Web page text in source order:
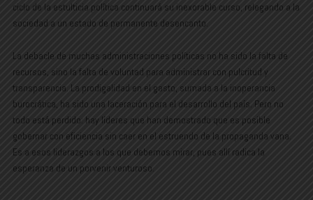
ciclo de la estulticia política continuará su inexorable curso, relegando a la
sociedad a un estado de permanente desencanto.
La debacle de muchas administraciones políticas no ha sido la falta de
recursos, sino la falta de voluntad para administrar con pulcritud y
transparencia. La prodigalidad en el gasto, sumada a la inoperancia
burocrática, ha sido una laceración para el desarrollo del país. Pero no
todo está perdido: hay líderes que han demostrado que es posible
gobernar con eficiencia sin caer en el estruendo de la propaganda vana.
Es a esos liderazgos a los que debemos mirar, pues allí radica la
esperanza de un porvenir venturoso.